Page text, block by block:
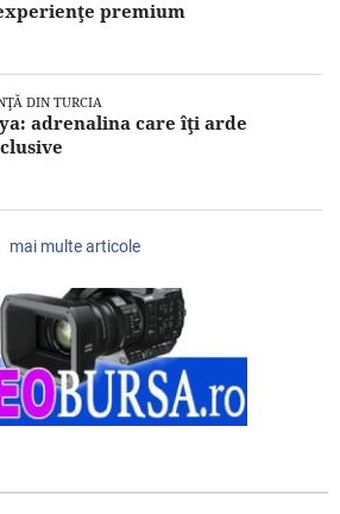
premium
DIN TURCIA
adrenalina care îţi arde
mai multe articole